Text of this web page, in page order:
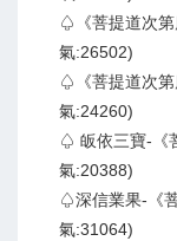
♤《菩提道次第
氣:26502)
♤《菩提道次第
氣:24260)
♤ 皈依三寶-《
氣:20388)
♤深信業果-《
氣:31064)